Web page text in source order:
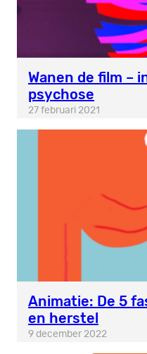
Wanen de film –
psychose
27 februari 2021
Animatie: De 5
en herstel
9 december 2022